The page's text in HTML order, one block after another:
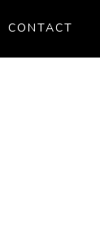
CONTACT